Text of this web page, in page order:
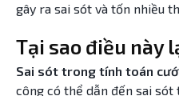
gây ra sai sót và tốn nhiều
Tại sao điều này
Sai sót trong tính toán
công có thể dẫn đến sai